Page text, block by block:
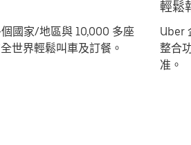
國家/地區與 10,000 多座
世界輕鬆叫車及訂餐。
輕鬆
Uber
整合
准。